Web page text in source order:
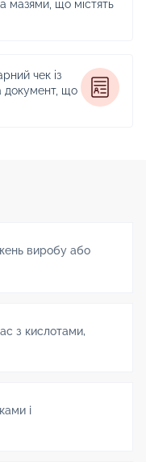
мазями, що містять
чек із
документ, що
виробу або
з кислотами,
і